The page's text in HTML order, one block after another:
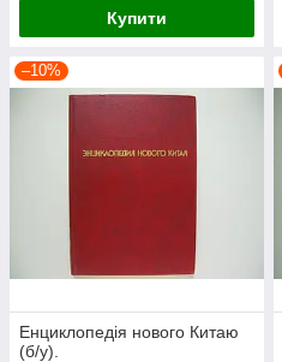
Купити
–10%
Енциклопедія нового Китаю
(б/у).